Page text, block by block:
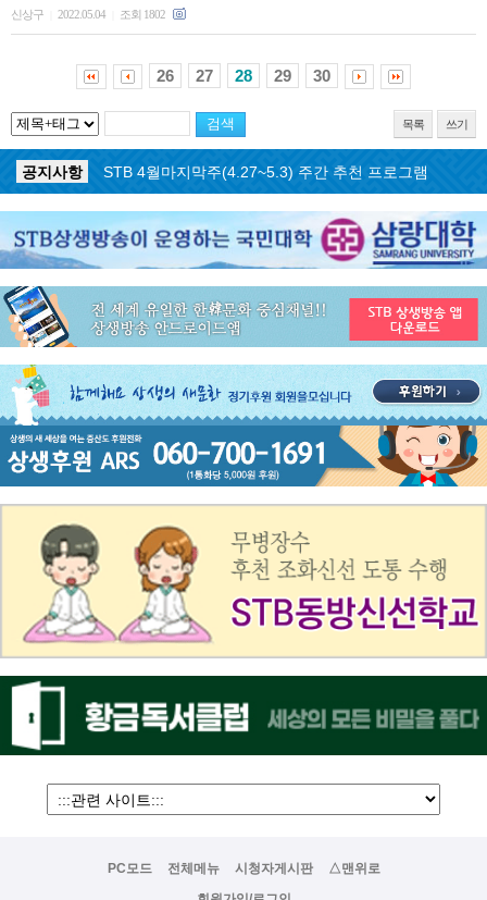
신상구 2022.05.04 조회 1802
26 27 28 29 30
목록 쓰기
공지사항
ON AIR 서비스 장애 복구 안내
공지사항
STB 5월4주(5.25~5.31) 주간 추천 프로그램
공지사항
STB 5월3주(5.18~5.24) 주간 추천 프로그램
공지사항
STB 4월마지막주(4.27~5.3) 주간 추천 프로그램
공지사항
STB 4월4주(4.20~4.26) 주간 추천 프로그램
STB 4월2주(4.6~4.12) 주간 추천 프로그램
공지사항
STB 4월1주(3.30~4.5) 주간 추천 프로그램
공지사항
STB 3월4주(3.23~3.29) 주간 추천 프로그램
PC모드 전체메뉴 시청자게시판
△맨위로